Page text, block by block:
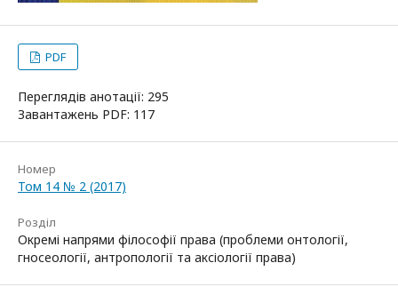
PDF
Переглядів анотації: 295
Завантажень PDF: 117
Номер
Том 14 № 2 (2017)
Розділ
Окремі напрями філософії права (проблеми онтології,
гносеології, антропології та аксіології права)